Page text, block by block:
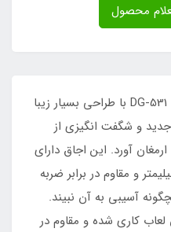
اجاق گاز شیشه ای داتیس مدل DG-531 با طراحی بسیار زیبا
جدید و شگفت انگیزی از
آورد. این اجاق دارای
سکوریت با ضخامت 8 میلیمتر و مقاوم در برابر ضربه
آسیبی به آن نبیند.
کاری شده و مقاوم در